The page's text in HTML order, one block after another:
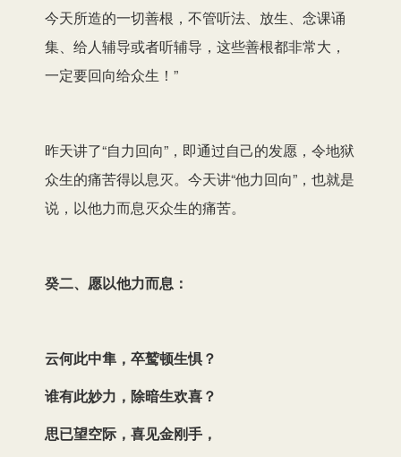
今天所造的一切善根，不管听法、放生、念课诵
集、给人辅导或者听辅导，这些善根都非常大，
一定要回向给众生！”
昨天讲了“自力回向”，即通过自己的发愿，令地狱
众生的痛苦得以息灭。今天讲“他力回向”，也就是
说，以他力而息灭众生的痛苦。
癸二、愿以他力而息：
云何此中隼，卒鹫顿生惧？
谁有此妙力，除暗生欢喜？
思已望空际，喜见金刚手，